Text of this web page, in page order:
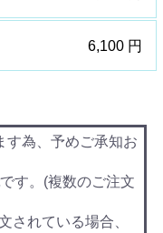
6,100 円
す為、予めご承知お
です。(複数のご注文
されている場合、